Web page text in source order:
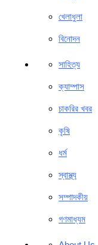
খেলাধুলা
বিনোদন
সাহিত্য
ক্যাম্পাস
চাকরির খবর
কৃষি
ধর্ম
স্বাস্থ্য
সম্পাদকীয়
গণমাধ্যম